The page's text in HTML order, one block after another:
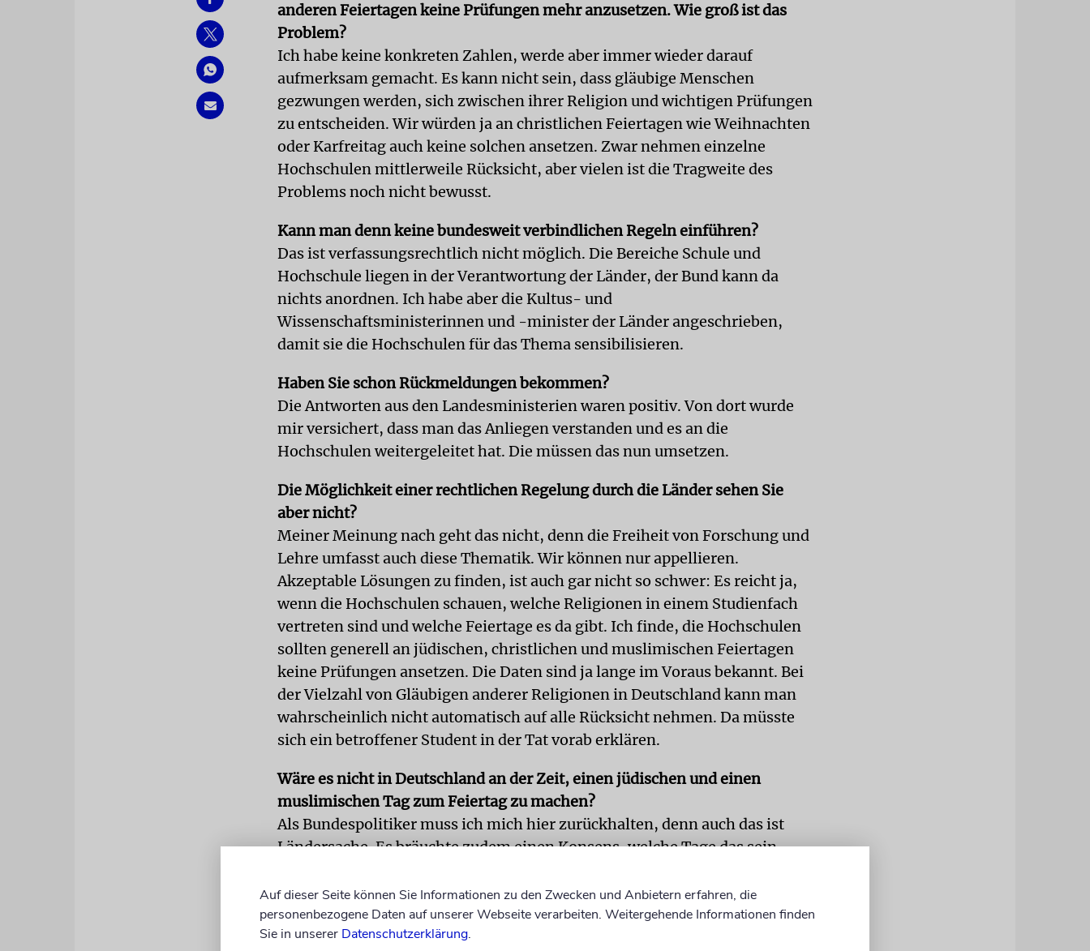
anderen Feiertagen keine Prüfungen mehr anzusetzen. Wie groß ist das
Problem?
Ich habe keine konkreten Zahlen, werde aber immer wieder darauf
aufmerksam gemacht. Es kann nicht sein, dass gläubige Menschen
gezwungen werden, sich zwischen ihrer Religion und wichtigen Prüfungen
zu entscheiden. Wir würden ja an christlichen Feiertagen wie Weihnachten
oder Karfreitag auch keine solchen ansetzen. Zwar nehmen einzelne
Hochschulen mittlerweile Rücksicht, aber vielen ist die Tragweite des
Problems noch nicht bewusst.
Kann man denn keine bundesweit verbindlichen Regeln einführen?
Das ist verfassungsrechtlich nicht möglich. Die Bereiche Schule und
Hochschule liegen in der Verantwortung der Länder, der Bund kann da
nichts anordnen. Ich habe aber die Kultus- und
Wissenschaftsministerinnen und -minister der Länder angeschrieben,
damit sie die Hochschulen für das Thema sensibilisieren.
Haben Sie schon Rückmeldungen bekommen?
Die Antworten aus den Landesministerien waren positiv. Von dort wurde
mir versichert, dass man das Anliegen verstanden und es an die
Hochschulen weitergeleitet hat. Die müssen das nun umsetzen.
Die Möglichkeit einer rechtlichen Regelung durch die Länder sehen Sie
aber nicht?
Meiner Meinung nach geht das nicht, denn die Freiheit von Forschung und
Lehre umfasst auch diese Thematik. Wir können nur appellieren.
Akzeptable Lösungen zu finden, ist auch gar nicht so schwer: Es reicht ja,
wenn die Hochschulen schauen, welche Religionen in einem Studienfach
vertreten sind und welche Feiertage es da gibt. Ich finde, die Hochschulen
sollten generell an jüdischen, christlichen und muslimischen Feiertagen
keine Prüfungen ansetzen. Die Daten sind ja lange im Voraus bekannt. Bei
der Vielzahl von Gläubigen anderer Religionen in Deutschland kann man
wahrscheinlich nicht automatisch auf alle Rücksicht nehmen. Da müsste
sich ein betroffener Student in der Tat vorab erklären.
Wäre es nicht in Deutschland an der Zeit, einen jüdischen und einen
muslimischen Tag zum Feiertag zu machen?
Als Bundespolitiker muss ich mich hier zurückhalten, denn auch das ist
Ländersache. Es bräuchte zudem einen Konsens, welche Tage das sein
dass wir einen »Abraham-Tag« haben, an einem festen Termin, an dem
wir auf die gemeinsamen Wurzeln und Grundsätze der drei großen
Religionen schauen. Vielen Menschen sind diese Gemeinsamkeiten gar
Auf dieser Seite können Sie Informationen zu den Zwecken und Anbietern erfahren, die
personenbezogene Daten auf unserer Webseite verarbeiten. Weitergehende Informationen finden
Sie in unserer Datenschutzerklärung.